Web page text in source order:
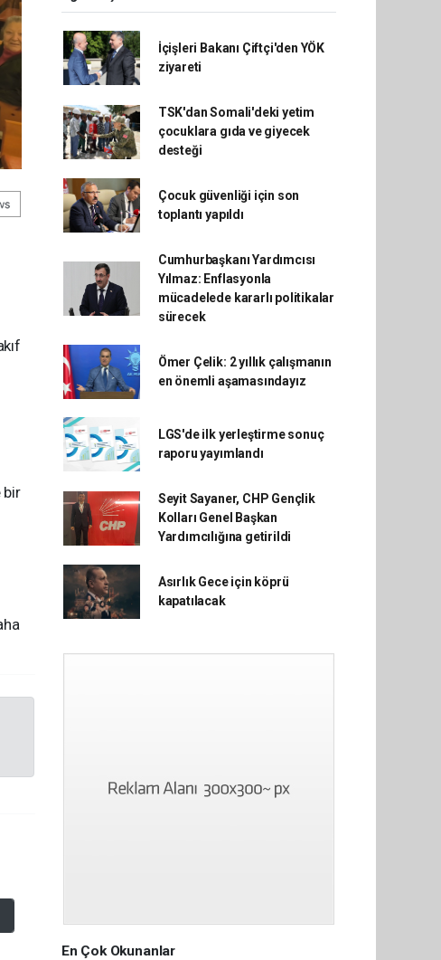
bir
İçişleri Bakanı Çiftçi'den YÖK
ziyareti
TSK'dan Somali'deki yetim
çocuklara gıda ve giyecek
desteği
Çocuk güvenliği için son
toplantı yapıldı
Cumhurbaşkanı Yardımcısı
Yılmaz: Enflasyonla
mücadelede kararlı politikalar
sürecek
Ömer Çelik: 2 yıllık çalışmanın
en önemli aşamasındayız
LGS'de ilk yerleştirme sonuç
raporu yayımlandı
Seyit Sayaner, CHP Gençlik
Kolları Genel Başkan
Yardımcılığına getirildi
Asırlık Gece için köprü
kapatılacak
En Çok Okunanlar